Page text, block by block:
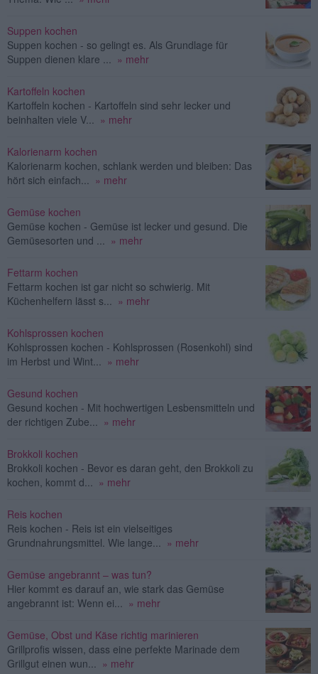
Suppen kochen
Suppen kochen - so gelingt es. Als Grundlage für
Suppen dienen klare ... » mehr
Kartoffeln kochen
Kartoffeln kochen - Kartoffeln sind sehr lecker und
beinhalten viele V... » mehr
Kalorienarm kochen
Kalorienarm kochen, schlank werden und bleiben: Das
hört sich einfach... » mehr
Gemüse kochen
Gemüse kochen - Gemüse ist lecker und gesund. Die
Gemüsesorten und ... » mehr
Fettarm kochen
Fettarm kochen ist gar nicht so schwierig. Mit
Küchenhelfern lässt s... » mehr
Kohlsprossen kochen
Kohlsprossen kochen - Kohlsprossen (Rosenkohl) sind
im Herbst und Wint... » mehr
Gesund kochen
Gesund kochen - Mit hochwertigen Lesbensmitteln und
der richtigen Zube... » mehr
Brokkoli kochen
Brokkoli kochen - Bevor es daran geht, den Brokkoli zu
kochen, kommt d... » mehr
Reis kochen
Reis kochen - Reis ist ein vielseitiges
Grundnahrungsmittel. Wie lange... » mehr
Gemüse angebrannt – was tun?
Hier kommt es darauf an, wie stark das Gemüse
angebrannt ist: Wenn ei... » mehr
Gemüse, Obst und Käse richtig marinieren
Grillprofis wissen, dass eine perfekte Marinade dem
Grillgut einen wun... » mehr